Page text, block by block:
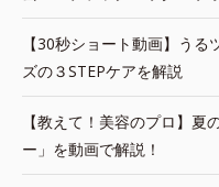
【30秒ショート動画】う
ズの３STEPケアを解説
【教えて！美容のプロ】
ー」を動画で解説！